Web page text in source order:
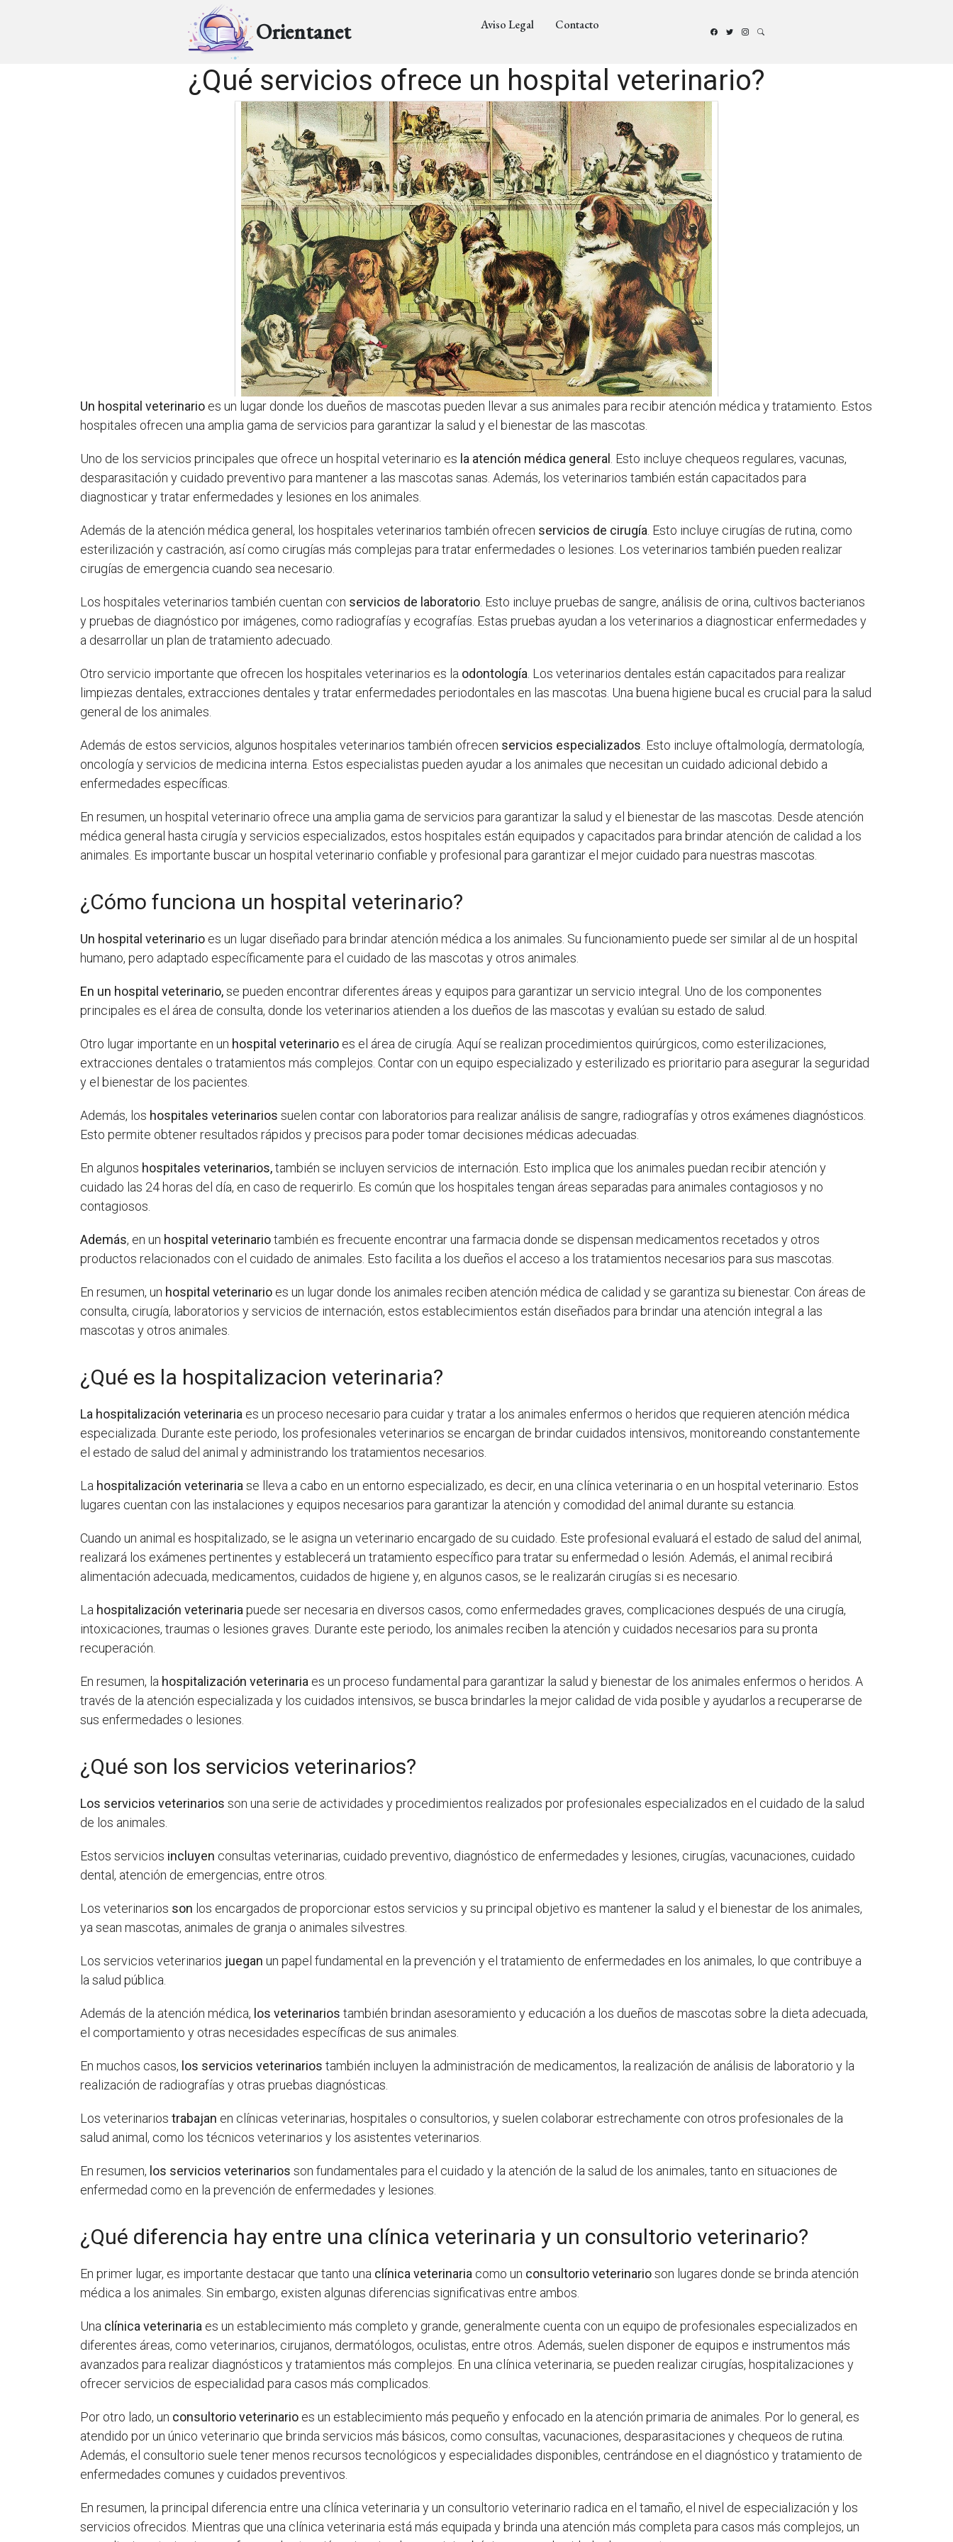
Orientanet Aviso Legal Contacto
¿Qué servicios ofrece un hospital veterinario?
Un hospital veterinario es un lugar donde los dueños de mascotas pueden llevar a sus animales para recibir atención médica y tratamiento. Estos
hospitales ofrecen una amplia gama de servicios para garantizar la salud y el bienestar de las mascotas.
Uno de los servicios principales que ofrece un hospital veterinario es la atención médica general . Esto incluye chequeos regulares, vacunas,
desparasitación y cuidado preventivo para mantener a las mascotas sanas. Además, los veterinarios también están capacitados para
diagnosticar y tratar enfermedades y lesiones en los animales.
Además de la atención médica general, los hospitales veterinarios también ofrecen servicios de cirugía. Esto incluye cirugías de rutina, como
esterilización y castración, así como cirugías más complejas para tratar enfermedades o lesiones. Los veterinarios también pueden realizar
cirugías de emergencia cuando sea necesario.
Los hospitales veterinarios también cuentan con servicios de laboratorio. Esto incluye pruebas de sangre, análisis de orina, cultivos bacterianos
y pruebas de diagnóstico por imágenes, como radiografías y ecografías. Estas pruebas ayudan a los veterinarios a diagnosticar enfermedades y
a desarrollar un plan de tratamiento adecuado.
Otro servicio importante que ofrecen los hospitales veterinarios es la odontología. Los veterinarios dentales están capacitados para realizar
limpiezas dentales, extracciones dentales y tratar enfermedades periodontales en las mascotas. Una buena higiene bucal es crucial para la salud
general de los animales.
Además de estos servicios, algunos hospitales veterinarios también ofrecen servicios especializados. Esto incluye oftalmología, dermatología,
oncología y servicios de medicina interna. Estos especialistas pueden ayudar a los animales que necesitan un cuidado adicional debido a
enfermedades específicas.
En resumen, un hospital veterinario ofrece una amplia gama de servicios para garantizar la salud y el bienestar de las mascotas. Desde atención
médica general hasta cirugía y servicios especializados, estos hospitales están equipados y capacitados para brindar atención de calidad a los
animales. Es importante buscar un hospital veterinario confiable y profesional para garantizar el mejor cuidado para nuestras mascotas.
¿Cómo funciona un hospital veterinario?
Un hospital veterinario es un lugar diseñado para brindar atención médica a los animales. Su funcionamiento puede ser similar al de un hospital
humano, pero adaptado específicamente para el cuidado de las mascotas y otros animales.
En un hospital veterinario,se pueden encontrar diferentes áreas y equipos para garantizar un servicio integral. Uno de los componentes
principales es el área de consulta, donde los veterinarios atienden a los dueños de las mascotas y evalúan su estado de salud.
Otro lugar importante en un hospital veterinario es el área de cirugía. Aquí se realizan procedimientos quirúrgicos, como esterilizaciones,
extracciones dentales o tratamientos más complejos. Contar con un equipo especializado y esterilizado es prioritario para asegurar la seguridad
y el bienestar de los pacientes.
Además, los hospitales veterinarios suelen contar con laboratorios para realizar análisis de sangre, radiografías y otros exámenes diagnósticos.
Esto permite obtener resultados rápidos y precisos para poder tomar decisiones médicas adecuadas.
En algunos hospitales veterinarios,también se incluyen servicios de internación. Esto implica que los animales puedan recibir atención y
cuidado las 24 horas del día, en caso de requerirlo. Es común que los hospitales tengan áreas separadas para animales contagiosos y no
contagiosos.
Además, en un hospital veterinariotambién es frecuente encontrar una farmacia donde se dispensan medicamentos recetados y otros
productos relacionados con el cuidado de animales. Esto facilita a los dueños el acceso a los tratamientos necesarios para sus mascotas.
En resumen, un hospital veterinario es un lugar donde los animales reciben atención médica de calidad y se garantiza su bienestar. Con áreas de
consulta, cirugía, laboratorios y servicios de internación, estos establecimientos están diseñados para brindar una atención integral a las
mascotas y otros animales.
¿Qué es la hospitalizacion veterinaria?
La hospitalización veterinaria es un proceso necesario para cuidar y tratar a los animales enfermos o heridos que requieren atención médica
especializada. Durante este periodo, los profesionales veterinarios se encargan de brindar cuidados intensivos, monitoreando constantemente
el estado de salud del animal y administrando los tratamientos necesarios.
La hospitalización veterinariase lleva a cabo en un entorno especializado, es decir, en una clínica veterinaria o en un hospital veterinario. Estos
lugares cuentan con las instalaciones y equipos necesarios para garantizar la atención y comodidad del animal durante su estancia.
Cuando un animal es hospitalizado, se le asigna un veterinario encargado de su cuidado. Este profesional evaluará el estado de salud del animal,
realizará los exámenes pertinentes y establecerá un tratamiento específico para tratar su enfermedad o lesión. Además, el animal recibirá
alimentación adecuada, medicamentos, cuidados de higiene y, en algunos casos, se le realizarán cirugías si es necesario.
La hospitalización veterinariapuede ser necesaria en diversos casos, como enfermedades graves, complicaciones después de una cirugía,
intoxicaciones, traumas o lesiones graves. Durante este periodo, los animales reciben la atención y cuidados necesarios para su pronta
recuperación.
En resumen, la hospitalización veterinaria es un proceso fundamental para garantizar la salud y bienestar de los animales enfermos o heridos. A
través de la atención especializada y los cuidados intensivos, se busca brindarles la mejor calidad de vida posible y ayudarlos a recuperarse de
sus enfermedades o lesiones.
¿Qué son los servicios veterinarios?
Los servicios veterinarios son una serie de actividades y procedimientos realizados por profesionales especializados en el cuidado de la salud
de los animales.
Estos servicios incluyen consultas veterinarias, cuidado preventivo, diagnóstico de enfermedades y lesiones, cirugías, vacunaciones, cuidado
dental, atención de emergencias, entre otros.
Los veterinarios son los encargados de proporcionar estos servicios y su principal objetivo es mantener la salud y el bienestar de los animales,
ya sean mascotas, animales de granja o animales silvestres.
Los servicios veterinarios juegan un papel fundamental en la prevención y el tratamiento de enfermedades en los animales, lo que contribuye a
la salud pública.
Además de la atención médica, los veterinarios también brindan asesoramiento y educación a los dueños de mascotas sobre la dieta adecuada,
el comportamiento y otras necesidades específicas de sus animales.
En muchos casos, los servicios veterinarios también incluyen la administración de medicamentos, la realización de análisis de laboratorio y la
realización de radiografías y otras pruebas diagnósticas.
Los veterinariostrabajan en clínicas veterinarias, hospitales o consultorios, y suelen colaborar estrechamente con otros profesionales de la
salud animal, como los técnicos veterinarios y los asistentes veterinarios.
En resumen, los servicios veterinarios son fundamentales para el cuidado y la atención de la salud de los animales, tanto en situaciones de
enfermedad como en la prevención de enfermedades y lesiones.
¿Qué diferencia hay entre una clínica veterinaria y un consultorio veterinario?
En primer lugar, es importante destacar que tanto una clínica veterinaria como un consultorio veterinarioson lugares donde se brinda atención
médica a los animales. Sin embargo, existen algunas diferencias significativas entre ambos.
Una clínica veterinaria es un establecimiento más completo y grande, generalmente cuenta con un equipo de profesionales especializados en
diferentes áreas, como veterinarios, cirujanos, dermatólogos, oculistas, entre otros. Además, suelen disponer de equipos e instrumentos más
avanzados para realizar diagnósticos y tratamientos más complejos. En una clínica veterinaria, se pueden realizar cirugías, hospitalizaciones y
ofrecer servicios de especialidad para casos más complicados.
Por otro lado, un consultorio veterinario es un establecimiento más pequeño y enfocado en la atención primaria de animales. Por lo general, es
atendido por un único veterinario que brinda servicios más básicos, como consultas, vacunaciones, desparasitaciones y chequeos de rutina.
Además, el consultorio suele tener menos recursos tecnológicos y especialidades disponibles, centrándose en el diagnóstico y tratamiento de
enfermedades comunes y cuidados preventivos.
En resumen, la principal diferencia entre una clínica veterinaria y un consultorio veterinario radica en el tamaño, el nivel de especialización y los
servicios ofrecidos. Mientras que una clínica veterinaria está más equipada y brinda una atención más completa para casos más complejos, un